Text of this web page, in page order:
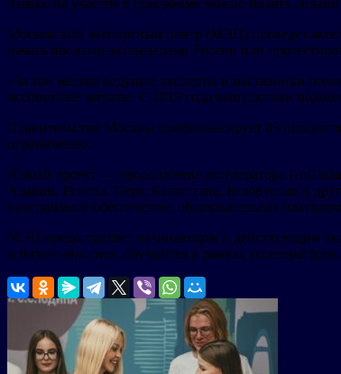
Заявки на участие в программе можно подать
Московский экспортный центр (МЭЦ) проведет
начать продажи за пределами России или
«За три месяца ведущие эксперты и наставники
экспортные затраты. С 2019 года выпускники
Правительство Москвы профинансирует 85
ограниченно.
Новый проект — продолжение акселератора
Аравии, Египта, Перу, Казахстана, Белоруссии и
программное обеспечение, образовательная
МЭЦ предоставляет начинающим и действующим
и бизнес-миссиях, обучаются в рамках